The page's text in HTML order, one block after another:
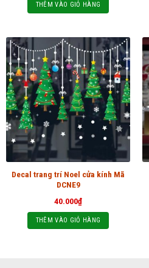
THÊM VÀO GIỎ HÀNG
Decal trang trí Noel cửa kính Mã
DCNE9
40.000₫
THÊM VÀO GIỎ HÀNG